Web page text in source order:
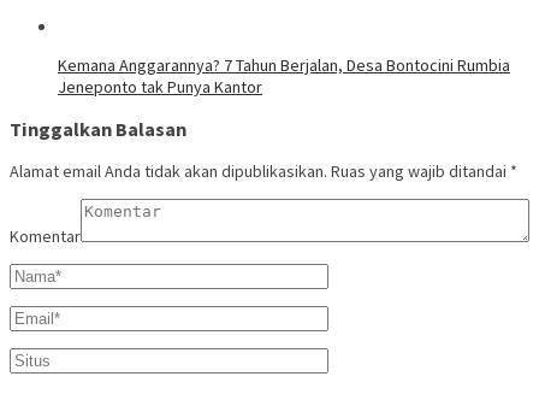
Kemana Anggarannya? 7 Tahun Berjalan, Desa Bontocini Rumbia
Jeneponto tak Punya Kantor
Tinggalkan Balasan
Alamat email Anda tidak akan dipublikasikan. Ruas yang wajib ditandai *
Komentar